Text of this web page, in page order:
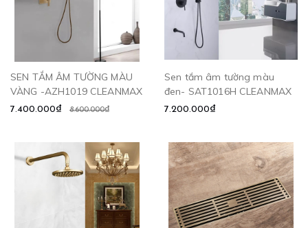
SEN TẮM ÂM TƯỜNG MÀU
VÀNG -AZH1019 CLEANMAX
7.400.000₫ 8.600.000₫
Sen tắm âm tường màu
đen- SAT1016H CLEANMAX
7.200.000₫